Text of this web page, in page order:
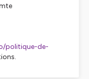
politique-de-